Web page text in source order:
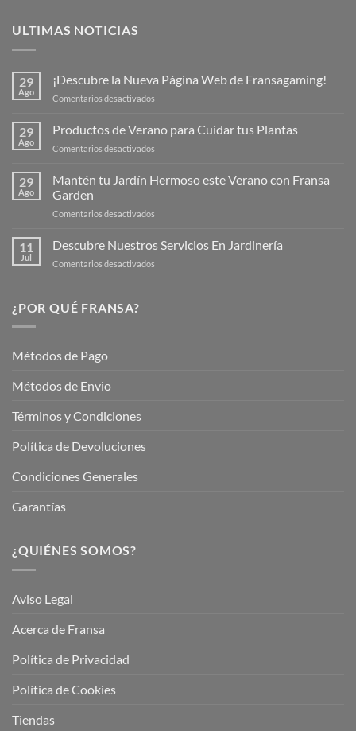
ULTIMAS NOTICIAS
29
Ago
¡Descubre la Nueva Página Web de Fransagaming!
Comentarios desactivados
Nueva
de
29
Ago
Productos de Verano para Cuidar tus Plantas
Comentarios desactivados
de
Verano
Plantas
29
Ago
Mantén tu Jardín Hermoso este Verano con Fransa
Garden
Comentarios desactivados
tu
Jardín
11
Jul
Descubre Nuestros Servicios En Jardinería
Comentarios desactivados
¿POR QUÉ FRANSA?
Métodos de Pago
Métodos de Envio
Términos y Condiciones
Política de Devoluciones
Condiciones Generales
Garantías
¿QUIÉNES SOMOS?
Aviso Legal
Acerca de Fransa
Política de Privacidad
Política de Cookies
Tiendas